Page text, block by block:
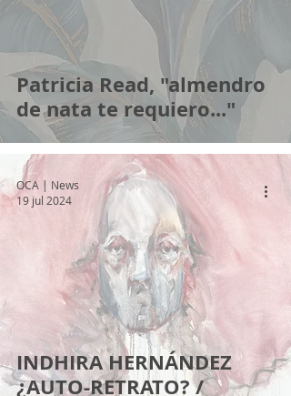
Patricia Read, "almendro
de nata te requiero..."
INDHIRA HERNÁNDEZ
¿AUTO-RETRATO? /
OCA | News
19 jul 2024